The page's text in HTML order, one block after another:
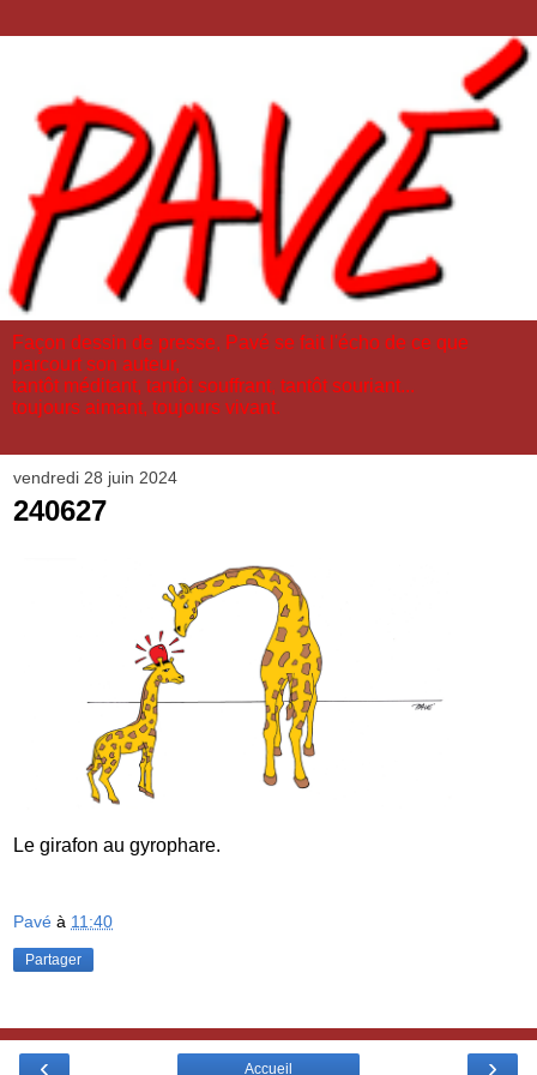
Façon dessin de presse, Pavé se fait l'écho de ce que
parcourt son auteur,
tantôt méditant, tantôt souffrant, tantôt souriant...
toujours aimant, toujours vivant.
vendredi 28 juin 2024
240627
Le girafon au gyrophare.
Pavé à 11:40
Partager
‹ ›
Accueil